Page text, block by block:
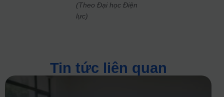
(Theo Đại học Điện
lực)
Tin tức liên quan